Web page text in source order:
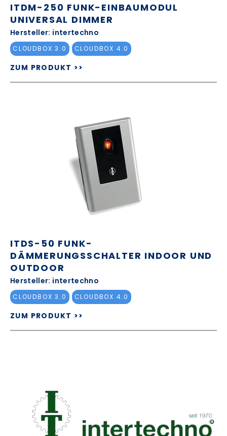
ITDM-250 FUNK-EINBAUMODUL
UNIVERSAL DIMMER
Hersteller: intertechno
CLOUDBOX 3.0 CLOUDBOX 4.0
ZUM PRODUKT >>
ITDS-50 FUNK-
DÄMMERUNGSSCHALTER INDOOR UND
OUTDOOR
Hersteller: intertechno
CLOUDBOX 3.0 CLOUDBOX 4.0
ZUM PRODUKT >>